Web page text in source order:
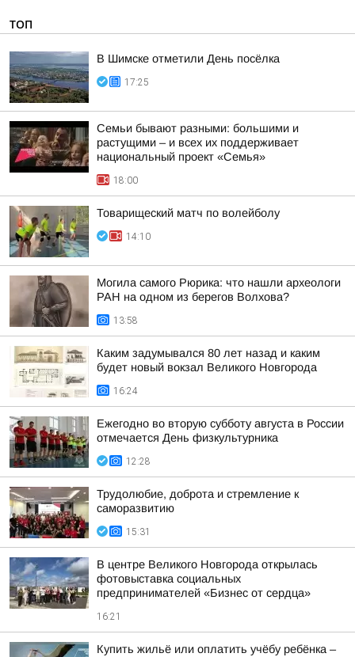
ТОП
В Шимске отметили День посёлка
17:25
Семьи бывают разными: большими и
растущими – и всех их поддерживает
национальный проект «Семья»
18:00
Товарищеский матч по волейболу
14:10
Могила самого Рюрика: что нашли археологи
РАН на одном из берегов Волхова?
13:58
Каким задумывался 80 лет назад и каким
будет новый вокзал Великого Новгорода
16:24
Ежегодно во вторую субботу августа в России
отмечается День физкультурника
12:28
Трудолюбие, доброта и стремление к
саморазвитию
15:31
В центре Великого Новгорода открылась
фотовыставка социальных
предпринимателей «Бизнес от сердца»
16:21
Купить жильё или оплатить учёбу ребёнка –